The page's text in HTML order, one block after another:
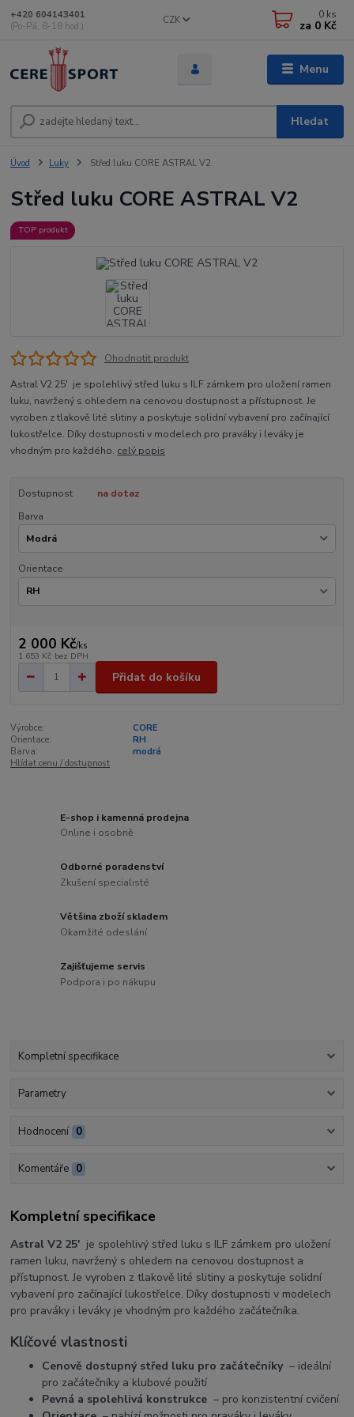
Menu
CZK
Hledat
+420 604143401
(Po-Pá, 8-18 hod.)
0 ks
za 0 Kč
Úvod Luky Střed luku CORE ASTRAL V2
Střed luku CORE ASTRAL V2
TOP produkt
Ohodnotit produkt
Astral V2 25' je spolehlivý střed luku s ILF zámkem pro uložení ramen
luku, navržený s ohledem na cenovou dostupnost a přístupnost. Je
vyroben z tlakově lité slitiny a poskytuje solidní vybavení pro začínající
lukostřelce. Díky dostupnosti v modelech pro praváky i leváky je
vhodným pro každého. celý popis
Dostupnost
na dotaz
Barva
Orientace
2 000 Kč/ks
1 653 Kč bez DPH
Přidat do košíku
Výrobce:
CORE
Orientace:
RH
Barva:
modrá
Hlídat cenu / dostupnost
E-shop i kamenná prodejna
Online i osobně
Odborné poradenství
Zkušení specialisté
Většina zboží skladem
Okamžité odeslání
Zajišťujeme servis
Podpora i po nákupu
Kompletní specifikace
Parametry
Hodnocení 0
Komentáře 0
Kompletní specifikace
Astral V2 25' je spolehlivý střed luku s ILF zámkem pro uložení
ramen luku, navržený s ohledem na cenovou dostupnost a
přístupnost. Je vyroben z tlakově lité slitiny a poskytuje solidní
vybavení pro začínající lukostřelce. Díky dostupnosti v modelech
pro praváky i leváky je vhodným pro každého začátečníka.
Klíčové vlastnosti
Cenově dostupný střed luku pro začátečníky – ideální
pro začátečníky a klubové použití
Pevná a spolehlivá konstrukce – pro konzistentní cvičení